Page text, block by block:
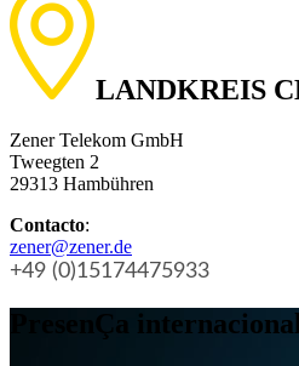
LANDKREIS
Zener Telekom GmbH
Tweegten 2
29313 Hambühren
Contacto:
zener@zener.de
+49 (0)15174475933
PresenÇa internacional